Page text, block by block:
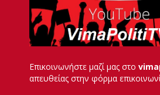
Επικοινωνήστε μαζί μας στο
απευθείας στην φόρμα